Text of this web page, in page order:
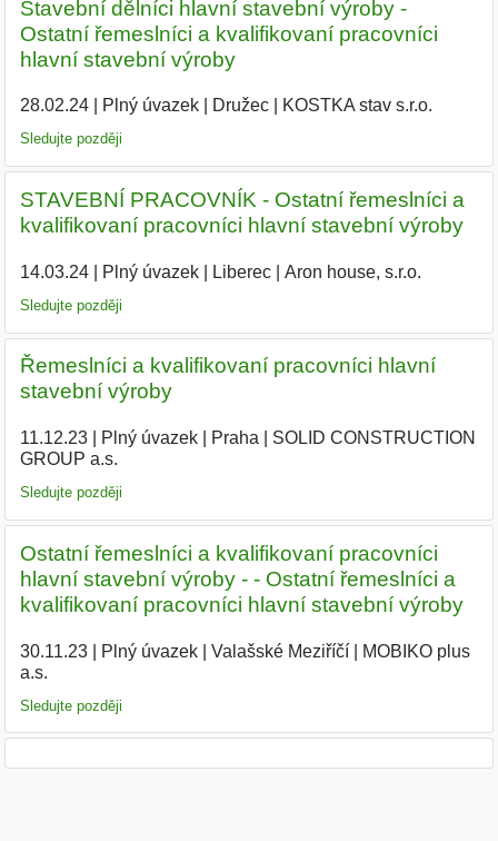
Stavební dělníci hlavní stavební výroby -
Ostatní řemeslníci a kvalifikovaní pracovníci
hlavní stavební výroby
28.02.24| Plný úvazek| Družec| KOSTKA stav s.r.o.
Sledujte později
STAVEBNÍ PRACOVNÍK - Ostatní řemeslníci a
kvalifikovaní pracovníci hlavní stavební výroby
14.03.24| Plný úvazek| Liberec| Aron house, s.r.o.
Sledujte později
Řemeslníci a kvalifikovaní pracovníci hlavní
stavební výroby
11.12.23| Plný úvazek| Praha
SOLID CONSTRUCTION
GROUP a.s.
Sledujte později
Ostatní řemeslníci a kvalifikovaní pracovníci
hlavní stavební výroby - - Ostatní řemeslníci a
kvalifikovaní pracovníci hlavní stavební výroby
30.11.23| Plný úvazek| Valašské Meziříčí|
MOBIKO plus
a.s.
Sledujte později